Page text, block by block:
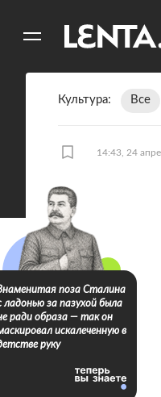
Культура Все
14:43, 24
поза Сталина
ладонью за пазухой была
ради образа — так он
искалеченную в
руку